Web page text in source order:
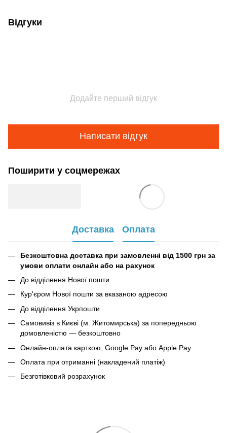
Відгуки
Додайте перший відгук
Написати відгук
Поширити у соцмережах
Доставка Оплата
Безкоштовна доставка при замовленні від 1500 грн за
умови оплати онлайн або на рахунок
До відділення Нової пошти
Кур'єром Нової пошти за вказаною адресою
До відділення Укрпошти
Самовивіз в Києві (м. Житомирська) за попередньою
домовленістю — безкоштовно
Онлайн-оплата карткою, Google Pay або Apple Pay
Оплата при отриманні (накладений платіж)
Безготівковий розрахунок